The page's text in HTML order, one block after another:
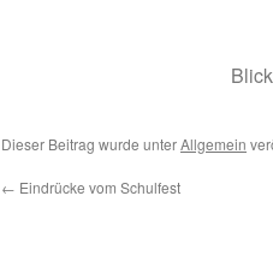
Dieser Beitrag wurde unterAllgemein
← Eindrücke vom Schulfest